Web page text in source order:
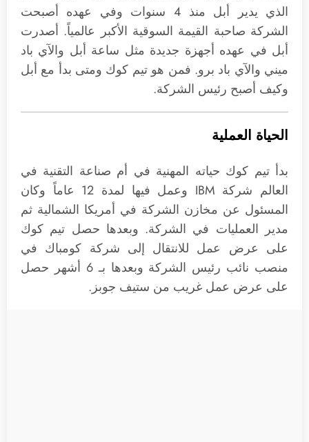
الذي يدير أبل منذ 4 سنوات وفي عهده أصبحت
الشركة صاحبة القيمة السوقية الأكبر عالمياً. أصدرت
أبل في عهده أجهزة جديدة مثل ساعة أبل والآي باد
ميني والآي باد برو. فمن هو تيم كوك ومتى بدأ مع أبل
وكيف أصبح رئيس الشركة.
الحياة العملية
بدأ تيم كوك حياته المهنية في أم صناعة التقنية في
العالم شركة IBM وعمل فيها لمدة 12 عاماً وكان
المسئول عن مخازن الشركة في أمريكا الشمالية ثم
مدير العمليات في الشركة. وبعدها حصل تيم كوك
على عرض عمل للانتقال إلى شركة كومباك في
منصب نائب رئيس الشركة وبعدها بـ 6 أشهر حصل
على عرض عمل غريب من ستيف جوبز.